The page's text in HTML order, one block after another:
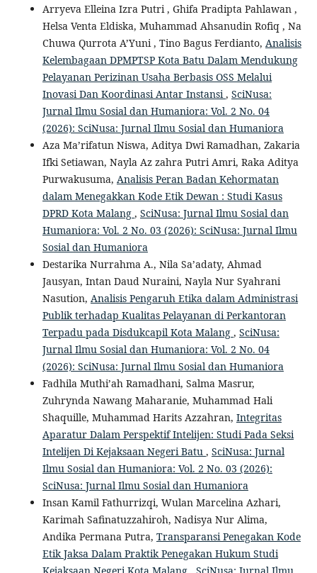
Arryeva Elleina Izra Putri , Ghifa Pradipta Pahlawan ,
Helsa Venta Eldiska, Muhammad Ahsanudin Rofiq , Na
Chuwa Qurrota A’Yuni , Tino Bagus Ferdianto, Analisis
Kelembagaan DPMPTSP Kota Batu Dalam Mendukung
Pelayanan Perizinan Usaha Berbasis OSS Melalui
Inovasi Dan Koordinasi Antar Instansi, SciNusa:
Jurnal Ilmu Sosial dan Humaniora: Vol. 2 No. 04
(2026): SciNusa: Jurnal Ilmu Sosial dan Humaniora
Aza Ma’rifatun Niswa, Aditya Dwi Ramadhan, Zakaria
Ifki Setiawan, Nayla Az zahra Putri Amri, Raka Aditya
Purwakusuma, Analisis Peran Badan Kehormatan
dalam Menegakkan Kode Etik Dewan : Studi Kasus
DPRD Kota Malang , SciNusa: Jurnal Ilmu Sosial dan
Humaniora: Vol. 2 No. 03 (2026): SciNusa: Jurnal Ilmu
Sosial dan Humaniora
Destarika Nurrahma A., Nila Sa’adaty, Ahmad
Jausyan, Intan Daud Nuraini, Nayla Nur Syahrani
Nasution, Analisis Pengaruh Etika dalam Administrasi
Publik terhadap Kualitas Pelayanan di Perkantoran
Terpadu pada Disdukcapil Kota Malang , SciNusa:
Jurnal Ilmu Sosial dan Humaniora: Vol. 2 No. 04
(2026): SciNusa: Jurnal Ilmu Sosial dan Humaniora
Fadhila Muthi’ah Ramadhani, Salma Masrur,
Zuhrynda Nawang Maharanie, Muhammad Hali
Shaquille, Muhammad Harits Azzahran, Integritas
Aparatur Dalam Perspektif Intelijen: Studi Pada Seksi
Intelijen Di Kejaksaan Negeri Batu , SciNusa: Jurnal
Ilmu Sosial dan Humaniora: Vol. 2 No. 03 (2026):
SciNusa: Jurnal Ilmu Sosial dan Humaniora
Insan Kamil Fathurrizqi, Wulan Marcelina Azhari,
Karimah Safinatuzzahiroh, Nadisya Nur Alima,
Andika Permana Putra, Transparansi Penegakan Kode
Etik Jaksa Dalam Praktik Penegakan Hukum Studi